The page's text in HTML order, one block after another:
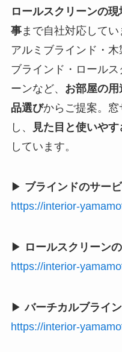
ロールスクリーンの
事まで自社対応してい
アルミブラインド・
ブラインド・ロール
ーンなど、 お部屋の
品選びからご提案。
し、
見た目と使いや
しています。
▶ ブラインドのサー
https://interior-
▶ ロールスクリーン
https://interior-
▶バーチカルブライ
https://interior-